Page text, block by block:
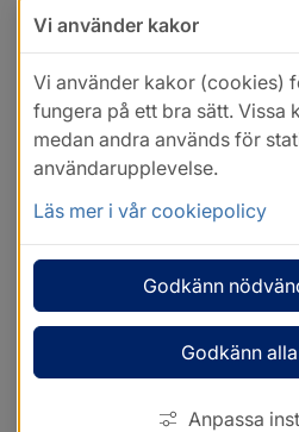
Vi använder kakor
Vi använder kakor (cookies)
fungera på ett bra sätt. Vissa
medan andra används för
användarupplevelse.
Läs mer i vår cookiepolicy
Godkänn
Godkänn
Anpassa